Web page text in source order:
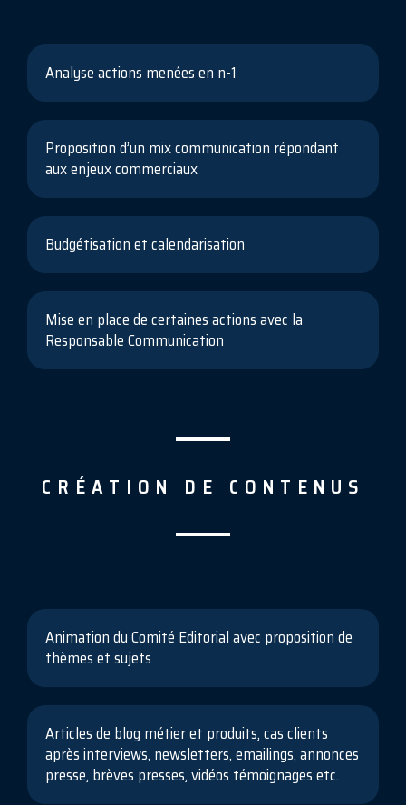
Analyse actions menées en n-1
Proposition d’un mix communication répondant
aux enjeux commerciaux
Budgétisation et calendarisation
Mise en place de certaines actions avec la
Responsable Communication
CRÉATION DE CONTENUS
Animation du Comité Editorial avec proposition de
thèmes et sujets
Articles de blog métier et produits, cas clients
après interviews, newsletters, emailings, annonces
presse, brèves presses, vidéos témoignages etc.